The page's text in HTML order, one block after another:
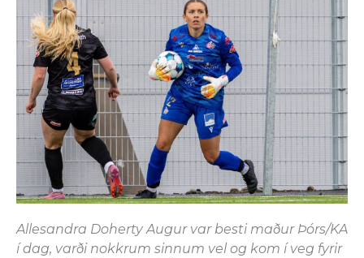
Allesandra Doherty Augur var besti maður Þórs/KA
í dag, varði nokkrum sinnum vel og kom í veg fyrir